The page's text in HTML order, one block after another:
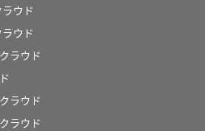
ウド
ウド
ラウド
ラウド
ラウド